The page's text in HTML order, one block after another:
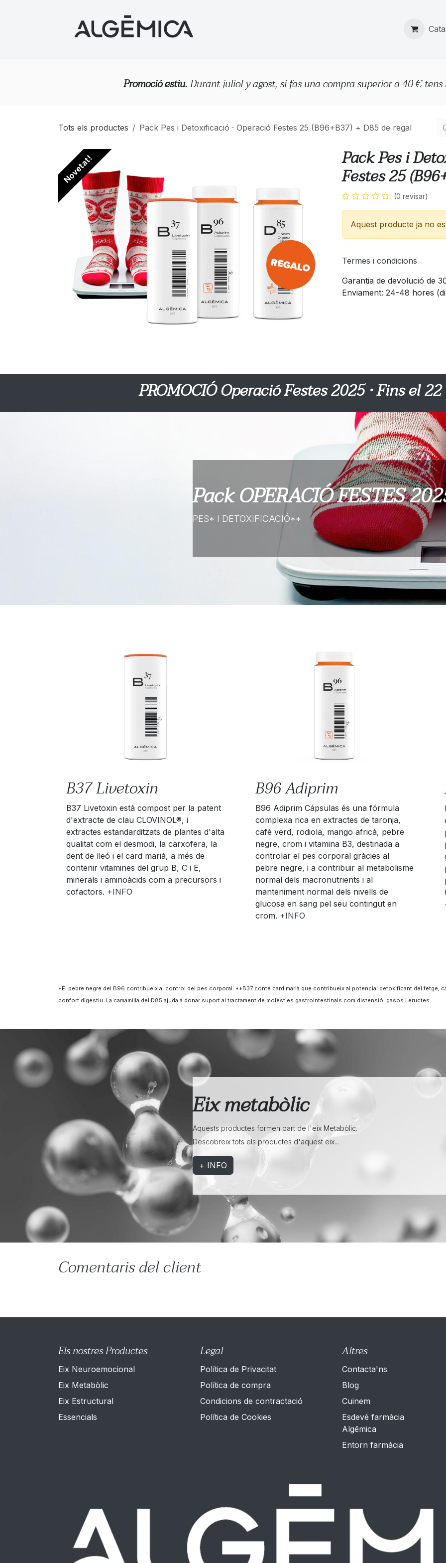
Promoció estiu.Durant juliol y agost, si fas una compra superior a 40 €
Tots els productes Pack Pes i Detoxificació · Operació Festes 25 (B96+B37) + D85 de regal
Novetat! Pack Pes i
Festes 25
(0 revisar)
Aquest producte ja no
Termes i condicions
Garantia de devolució de
Enviament: 24-48 hores
PROMOCIÓ Operació Festes 2025 · Fins el
Pack OPERACIÓ FESTES
PES* I DETOXIFICACIÓ**
B37 Livetoxin
B37 Livetoxin està compost per la patent
d'extracte de clau CLOVINOL®, i
extractes estandarditzats de plantes d'alta
qualitat com el desmodi, la carxofera, la
dent de lleó i el card marià, a més de
contenir vitamines del grup B, C i E,
minerals i aminoàcids com a precursors i
cofactors. +INFO
B96 Adiprim
B96 Adiprim Cápsulas és una fórmula
complexa rica en extractes de taronja,
cafè verd, rodiola, mango africà, pebre
negre, crom i vitamina B3, destinada a
controlar el pes corporal gràcies al
pebre negre, i a contribuir al metabolisme
normal dels macronutrients i al
manteniment normal dels nivells de
glucosa en sang pel seu contingut en
crom. +INFO
*El pebre negre del B96 contribueix al control del pes corporal. **B37 conté card marià que contribueix al potencial detoxificant del fetge,
confort digestiu. La camamilla del D85 ajuda a donar suport al tractament de molèsties gastrointestinals com distensió, gasos i eructes.
Eix metabòlic
Aquests productes formen part de l'eix Metabòlic.
Descobreix tots els productes d'aquest eix...
+ INFO
Comentaris del client
Els nostres Productes
Eix Neuroemocional
Eix Metabòlic
Eix Estructural
Es​sencials
Legal
Política de Privacitat
Política de compra
Condicions de contractació
Política de Cookies
Altres
Contacta'ns
Blog
Cuinem
Esdevé farmàcia
Algēmica
Entorn farmàcia